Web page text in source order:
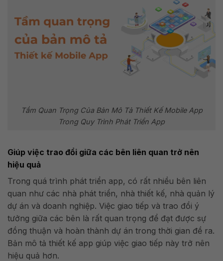
Tầm Quan Trọng Của Bản Mô Tả Thiết Kế Mobile App
Trong Quy Trình Phát Triển App
Giúp việc trao đổi giữa các bên liên quan trở nên
hiệu quả
Trong quá trình phát triển app, có rất nhiều bên liên
quan như các nhà phát triển, nhà thiết kế, nhà quản lý
dự án và doanh nghiệp. Việc giao tiếp và trao đổi ý
tưởng giữa các bên là rất quan trọng để đạt được sự
đồng thuận và hoàn thành dự án trong thời gian đề ra.
Bản mô tả thiết kế app giúp việc giao tiếp này trở nên
hiệu quả hơn.